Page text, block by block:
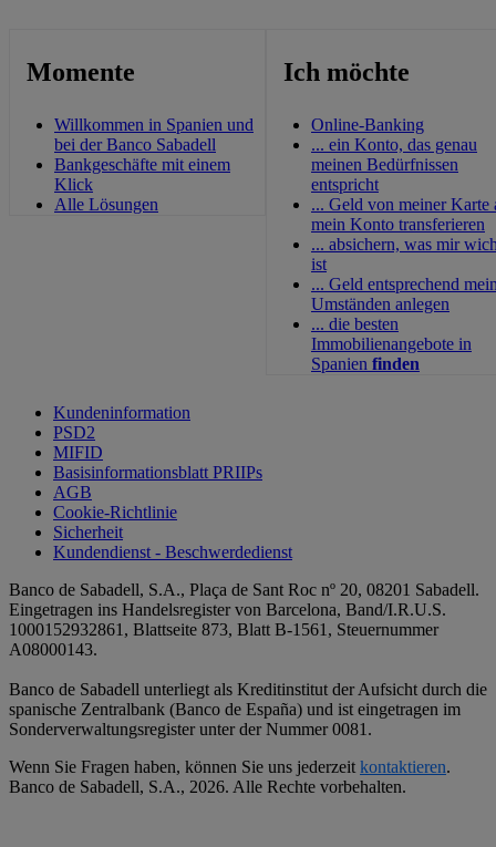
Momente
Willkommen in Spanien und
bei der Banco Sabadell
Bankgeschäfte mit einem
Klick
Alle Lösungen
Ich möchte
Online-Banking
... ein Konto, das genau
meinen Bedürfnissen
entspricht
... Geld von meiner Karte
mein Konto transferieren
... absichern, was mir
ist
... Geld entsprechend
Umständen anlegen
... die besten
Immobilienangebote in
Spanien finden
Kundeninformation
PSD2
MIFID
Basisinformationsblatt PRIIPs
AGB
Cookie-Richtlinie
Sicherheit
Kundendienst - Beschwerdedienst
Banco de Sabadell, S.A., Plaça de Sant Roc nº 20, 08201 Sabadell.
Eingetragen ins Handelsregister von Barcelona, Band/I.R.U.S.
1000152932861, Blattseite 873, Blatt B-1561, Steuernummer
A08000143.
Banco de Sabadell unterliegt als Kreditinstitut der Aufsicht durch die
spanische Zentralbank (Banco de España) und ist eingetragen im
Sonderverwaltungsregister unter der Nummer 0081.
Wenn Sie Fragen haben, können Sie uns jederzeitkontaktieren.
Banco de Sabadell, S.A., 2026. Alle Rechte vorbehalten.